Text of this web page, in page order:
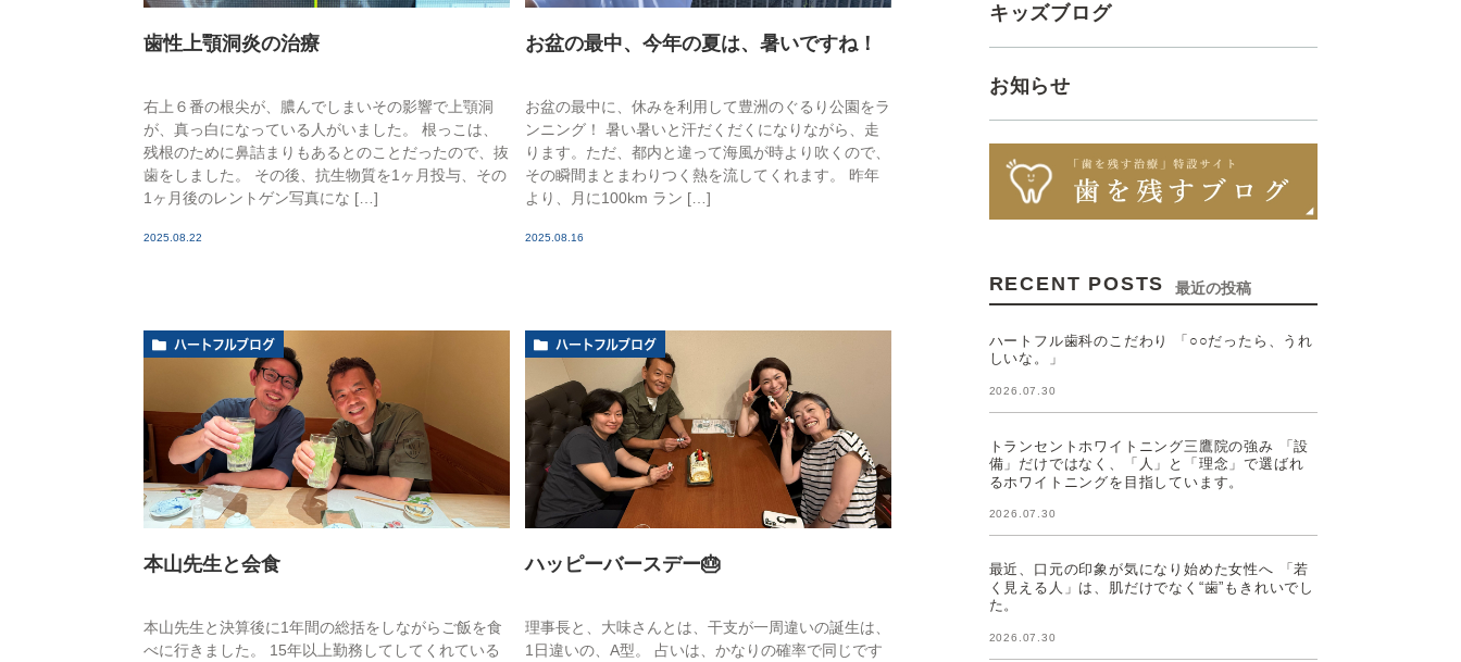
歯性上顎洞炎の治療
右上６番の根尖が、膿んでしまいその影響で上顎洞
が、真っ白になっている人がいました。 根っこは、
残根のために鼻詰まりもあるとのことだったので、抜
歯をしました。 その後、抗生物質を1ヶ月投与、その
1ヶ月後のレントゲン写真にな […]
2025.08.22
お盆の最中、今年の夏は、暑いですね！
お盆の最中に、休みを利用して豊洲のぐるり公園をラ
ンニング！ 暑い暑いと汗だくだくになりながら、走
ります。ただ、都内と違って海風が時より吹くので、
その瞬間まとまわりつく熱を流してくれます。 昨年
より、月に100km ラン […]
2025.08.16
ハートフルブログ
本山先生と会食
本山先生と決算後に1年間の総括をしながらご飯を食
べに行きました。 15年以上勤務してしてくれている
ハートフルブログ
ハッピーバースデー🎂
理事長と、大味さんとは、干支が一周違いの誕生は、
1日違いの、A型。 占いは、かなりの確率で同じです
キッズブログ
お知らせ
RECENT POSTS 最近の投稿
ハートフル歯科のこだわり 「○○だったら、うれ
しいな。」
2026.07.30
トランセントホワイトニング三鷹院の強み 「設
備」だけではなく、「人」と「理念」で選ばれ
るホワイトニングを目指しています。
2026.07.30
最近、口元の印象が気になり始めた女性へ 「若
く見える人」は、肌だけでなく“歯”もきれいでし
た。
2026.07.30